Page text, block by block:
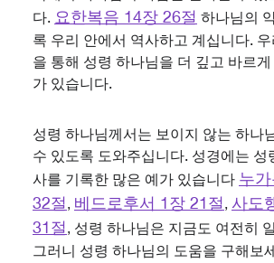
다. 요한복음 14장 26절 하나님의
록 우리 안에서 역사하고 계십니다.
을 통해 성령 하나님을 더 깊고 바르
가 있습니다.
성령 하나님께서는 보이지 않는 하나
수 있도록 도와주십니다. 성경에는 성
사를 기록한 많은 예가 있습니다 누
32절 , 베드로후서 1장 21절 , 사도
31절 , 성령 하나님은 지금도 여전히
그러니 성령 하나님의 도움을 구해보